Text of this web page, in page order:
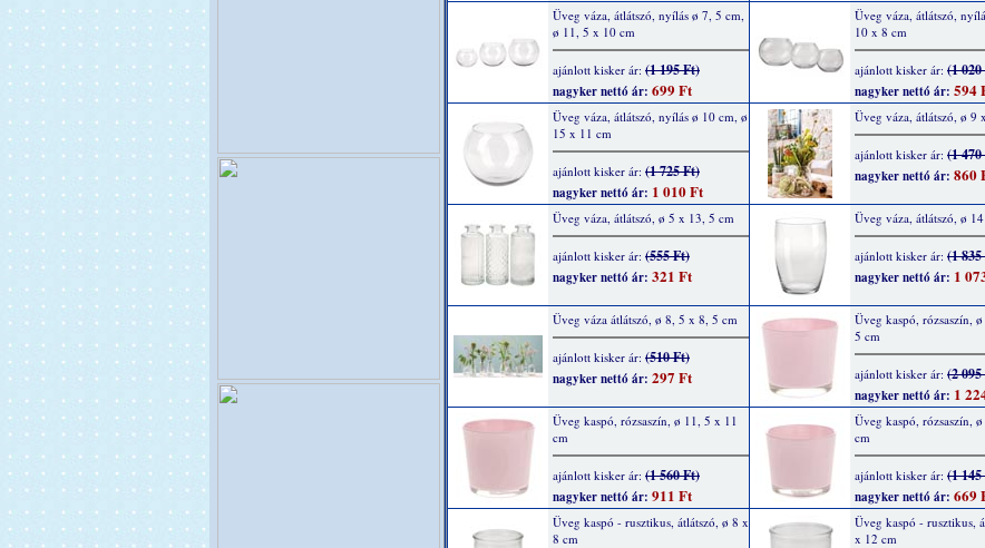
Üveg váza, átlátszó, nyílás ø 7, 5 cm,
ø 11, 5 x 10 cm
ajánlott kisker ár: (1 195 Ft)
nagyker nettó ár: 699 Ft
Üveg váza, átlátszó,
10 x 8 cm
ajánlott kisker ár: (1
nagyker nettó ár: 594
Üveg váza, átlátszó, nyílás ø 10 cm, ø
15 x 11 cm
ajánlott kisker ár: (1 725 Ft)
nagyker nettó ár: 1 010 Ft
Üveg váza, átlátszó, ø 9
ajánlott kisker ár: (1
nagyker nettó ár: 860
Üveg váza, átlátszó, ø 5 x 13, 5 cm
ajánlott kisker ár: (555 Ft)
nagyker nettó ár: 321 Ft
Üveg váza, átlátszó, ø
ajánlott kisker ár: (1
nagyker nettó ár: 1
Üveg váza átlátszó, ø 8, 5 x 8, 5 cm
ajánlott kisker ár: (510 Ft)
nagyker nettó ár: 297 Ft
Üveg kaspó, rózsaszín,
5 cm
ajánlott kisker ár: (2
nagyker nettó ár: 1
Üveg kaspó, rózsaszín, ø 11, 5 x 11
cm
ajánlott kisker ár: (1 560 Ft)
nagyker nettó ár: 911 Ft
Üveg kaspó, rózsaszín,
cm
ajánlott kisker ár: (1
nagyker nettó ár: 669
Üveg kaspó - rusztikus, átlátszó, ø 8 x
8 cm
Üveg kaspó - rusztikus,
x 12 cm